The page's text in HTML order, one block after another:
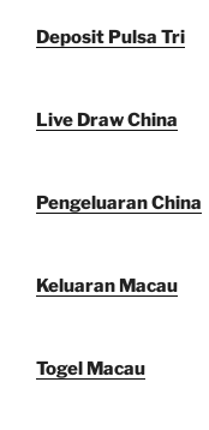
Deposit Pulsa Tri
Live Draw China
Pengeluaran China
Keluaran Macau
Togel Macau